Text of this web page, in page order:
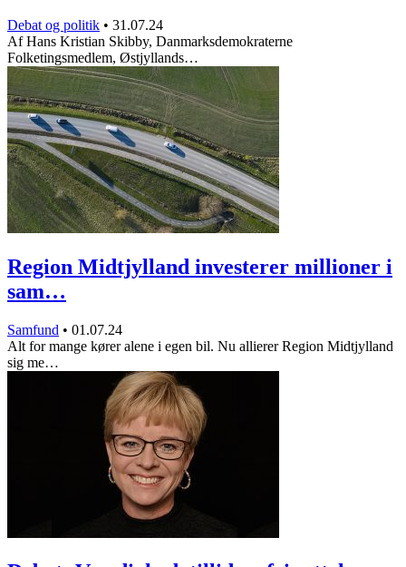
Debat og politik • 31.07.24
Af Hans Kristian Skibby, Danmarksdemokraterne
Folketingsmedlem, Østjyllands…
Region Midtjylland investerer millioner i
sam…
Samfund • 01.07.24
Alt for mange kører alene i egen bil. Nu allierer Region Midtjylland
sig me…